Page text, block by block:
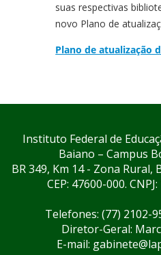
suas respectivas
novo Plano de
Plano de atualização
Instituto Federal de
Baiano – Campus
BR 349, Km 14 - Zona Rural,
CEP: 47600-000.
Telefones: (77) 2102-
Diretor-Geral:
E-mail: